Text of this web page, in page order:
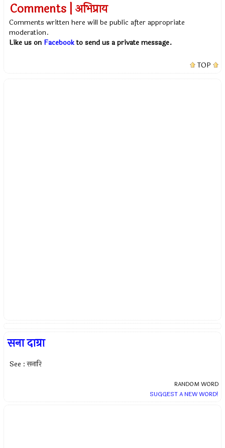
Comments | अभिप्राय
Comments written here will be public after appropriate
moderation.
Like us on Facebookto send us a private message.
TOP
सना दाग्रा
See : सनारि
RANDOM WORD
SUGGEST A NEW WORD!